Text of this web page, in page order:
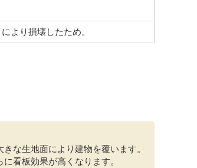
より損壊したため。
な生地面により建物を覆います。
看板効果が高くなります。